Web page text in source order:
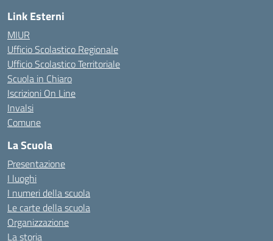
Link Esterni
MIUR
Ufficio Scolastico Regionale
Ufficio Scolastico Territoriale
Scuola in Chiaro
Iscrizioni On Line
Invalsi
Comune
La Scuola
Presentazione
I luoghi
I numeri della scuola
Le carte della scuola
Organizzazione
La storia